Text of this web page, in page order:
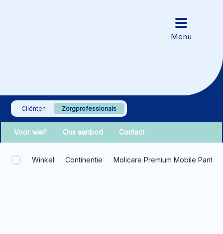
Cliënten Zorgprofessionals
Voor wie? Ons aanbod Contact
Winkel Continentie Molicare Premium Mobile Pants